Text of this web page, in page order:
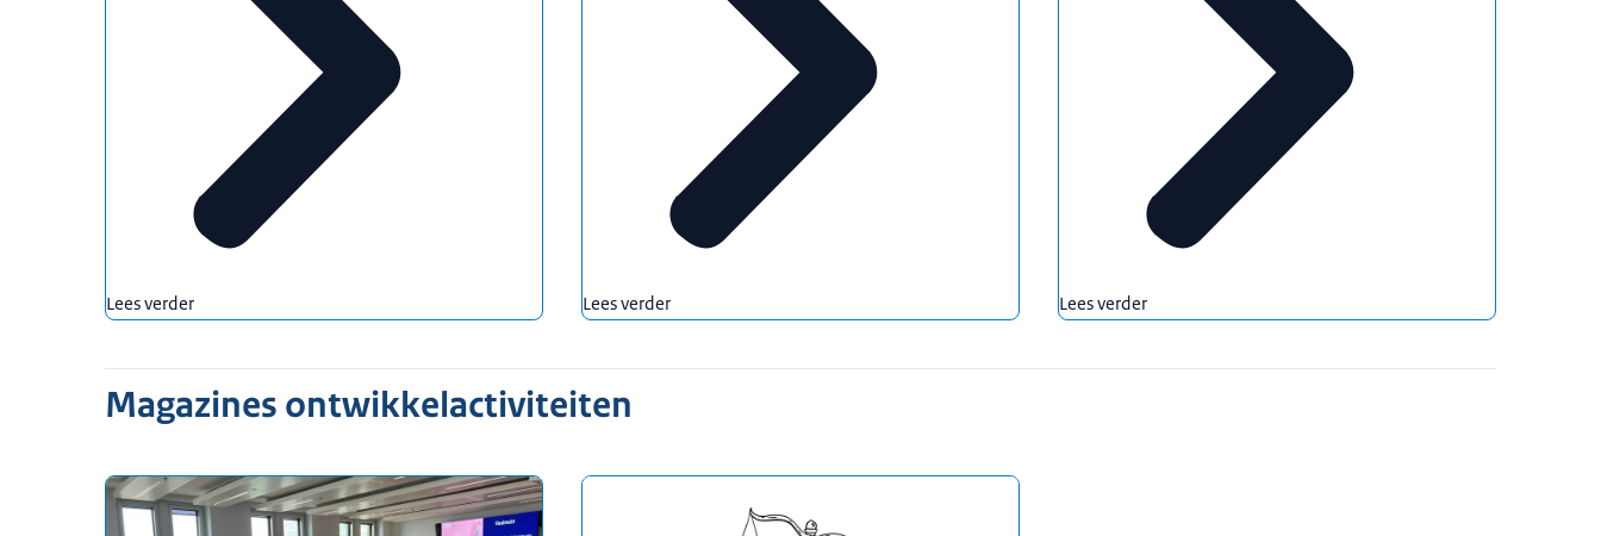
Lees verder Lees verder Lees verder
Magazines ontwikkelactiviteiten